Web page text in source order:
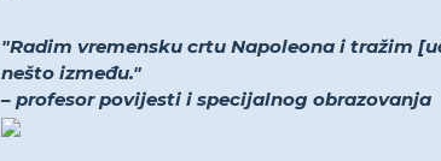
"Radim vremensku crtu Napoleona i tražim
nešto između."
– profesor povijesti i specijalnog obrazovanja